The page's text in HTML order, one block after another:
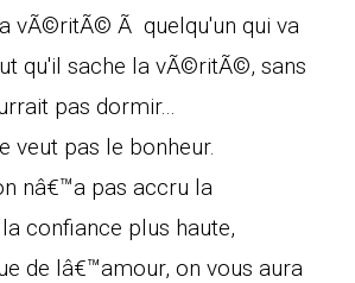
vÃ©ritÃ© Ã quelqu'un qui va
qu'il sache la vÃ©ritÃ©, sans
pas dormir...
veut pas le bonheur.
nâ€™a pas accru la
confiance plus haute,
de lâ€™amour, on vous aura